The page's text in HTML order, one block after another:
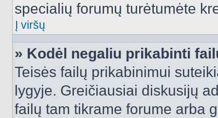
specialių forumų turėtumėte
Į viršų
» Kodėl negaliu prikabinti
Teisės failų prikabinimui
lygyje. Greičiausiai diskusijų
failų tam tikrame forume arba